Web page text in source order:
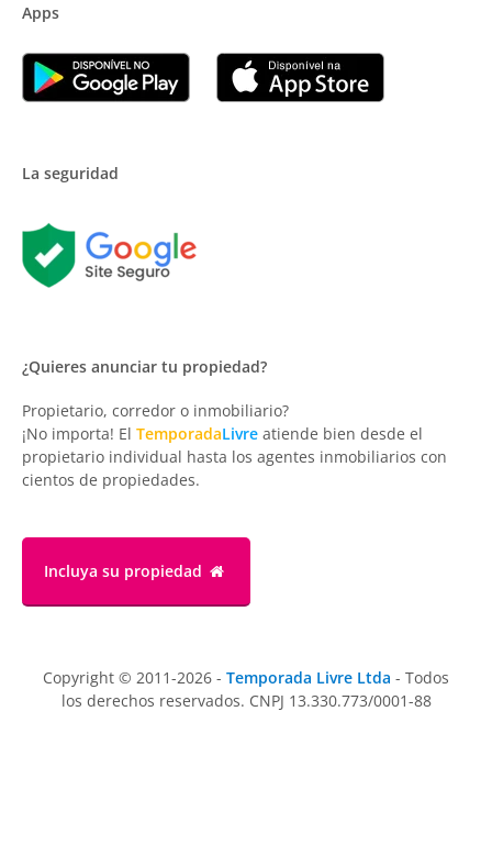
Apps
La seguridad
¿Quieres anunciar tu propiedad?
Propietario, corredor o inmobiliario?
¡No importa! El TemporadaLivre atiende bien desde el
propietario individual hasta los agentes inmobiliarios con
cientos de propiedades.
Incluya su propiedad
Copyright © 2011-2026 - Temporada Livre Ltda - Todos
los derechos reservados. CNPJ 13.330.773/0001-88